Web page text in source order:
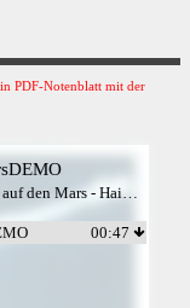
PDF-Notenblatt mit der
00:47